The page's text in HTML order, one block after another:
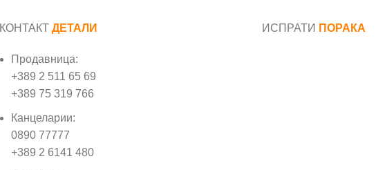
КОНТАКТ ДЕТАЛИ
Продавница:
+389 2 511 65 69
+389 75 319 766
Канцеларии:
0890 77777
+389 2 6141 480
ИСПРАТИ ПОРАКА